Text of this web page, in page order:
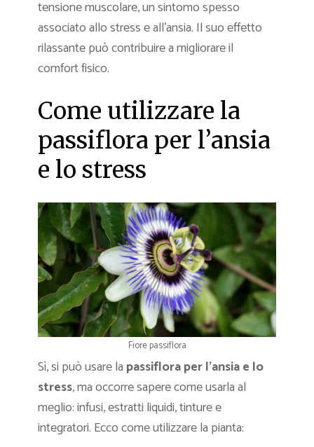
tensione muscolare, un sintomo spesso
associato allo stress e all’ansia. Il suo effetto
rilassante può contribuire a migliorare il
comfort fisico.
Come utilizzare la
passiflora per l’ansia
e lo stress
Fiore passiflora
Sì, si può usare la passifloraper l’ansia e lo
stress, ma occorre sapere come usarla al
meglio: infusi, estratti liquidi, tinture e
integratori. Ecco come utilizzare la pianta: